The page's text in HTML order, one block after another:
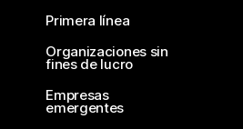
Primera línea
Organizaciones sin
fines de lucro
Empresas
emergentes